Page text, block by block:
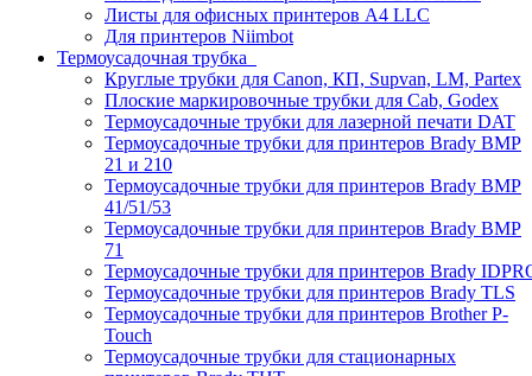
Листы для офисных принтеров А4 LLC
Для принтеров Niimbot
Термоусадочная трубка
Круглые трубки для Canon, КП, Supvan, LM, Partex
Плоские маркировочные трубки для Cab, Godex
Термоусадочные трубки для лазерной печати DAT
Термоусадочные трубки для принтеров Brady BMP
21 и 210
Термоусадочные трубки для принтеров Brady BMP
41/51/53
Термоусадочные трубки для принтеров Brady BMP
71
Термоусадочные трубки для принтеров Brady
Термоусадочные трубки для принтеров Brady TLS
Термоусадочные трубки для принтеров Brother P-
Touch
Термоусадочные трубки для стационарных